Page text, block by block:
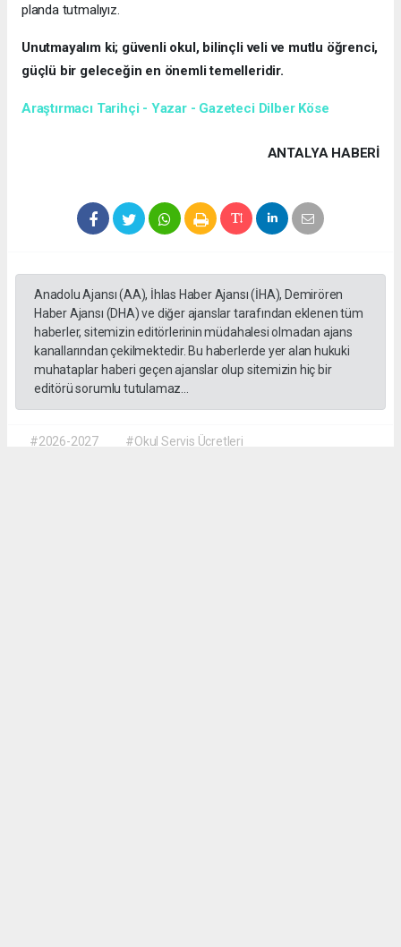
planda tutmalıyız.
Unutmayalım ki; güvenli okul, bilinçli veli ve mutlu öğrenci,
güçlü bir geleceğin en önemli temelleridir.
Araştırmacı Tarihçi - Yazar - Gazeteci Dilber Köse
ANTALYA HABERİ
Anadolu Ajansı (AA), İhlas Haber Ajansı (İHA), Demirören
Haber Ajansı (DHA) ve diğer ajanslar tarafından eklenen tüm
haberler, sitemizin editörlerinin müdahalesi olmadan ajans
kanallarından çekilmektedir. Bu haberlerde yer alan hukuki
muhataplar haberi geçen ajanslar olup sitemizin hiç bir
editörü sorumlu tutulamaz...
#2026-2027
#Okul Servis Ücretleri